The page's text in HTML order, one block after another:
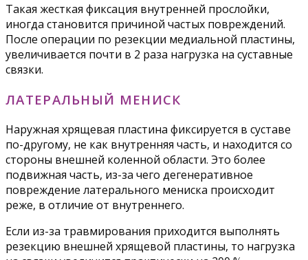
Такая жесткая фиксация внутренней прослойки,
иногда становится причиной частых повреждений.
После операции по резекции медиальной пластины,
увеличивается почти в 2 раза нагрузка на суставные
связки.
ЛАТЕРАЛЬНЫЙ МЕНИСК
Наружная хрящевая пластина фиксируется в суставе
по-другому, не как внутренняя часть, и находится со
стороны внешней коленной области. Это более
подвижная часть, из-за чего дегенеративное
повреждение латерального мениска происходит
реже, в отличие от внутреннего.
Если из-за травмирования приходится выполнять
резекцию внешней хрящевой пластины, то нагрузка